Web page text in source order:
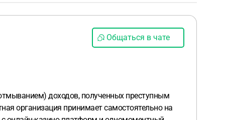
организацией (с указанием наименования и ИНН
отсутствия указанных реквизитов в выписке, в
Общаться в чате
доходов, полученных преступным
организация принимает самостоятельно на